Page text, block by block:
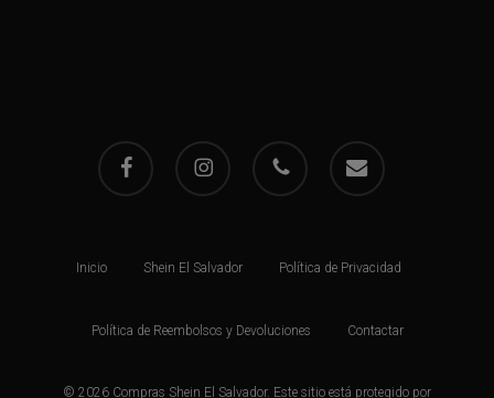
facebook instagram phone email
Inicio Shein El Salvador Política de Privacidad
Política de Reembolsos y Devoluciones Contactar
© 2026 Compras Shein El Salvador. Este sitio está protegido por